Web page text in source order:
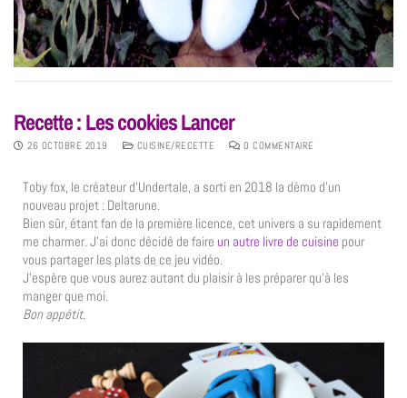
Recette : Les cookies Lancer
26 OCTOBRE 2019 CUISINE/RECETTE 0 COMMENTAIRE
Toby fox, le créateur d’Undertale, a sorti en 2018 la démo d’un
nouveau projet : Deltarune.
Bien sûr, étant fan de la première licence, cet univers a su rapidement
me charmer. J’ai donc décidé de faire un autre livre de cuisine pour
vous partager les plats de ce jeu vidéo.
J’espère que vous aurez autant du plaisir à les préparer qu’à les
manger que moi.
Bon appétit.